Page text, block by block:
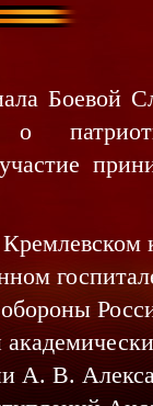
Боевой
участие
А. В.